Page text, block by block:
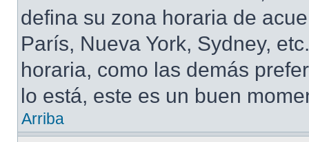
defina su zona horaria de
París, Nueva York, Sydney,
horaria, como las demás
lo está, este es un buen
Arriba